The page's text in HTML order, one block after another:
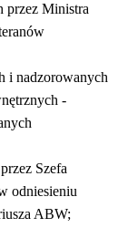
przez Ministra
i nadzorowanych
-
Szefa
odniesieniu
ABW;